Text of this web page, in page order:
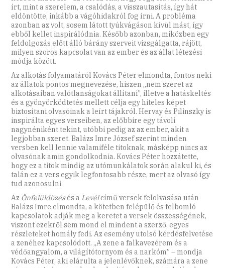
írt, mint a szerelem, a csalódás, a visszautasítás, így hát
eldöntötte, inkább a vágóhidakról fog írni. A probléma
azonban az volt, sosem látott tyúkvágáson kívül mást, így
ebből kellet inspirálódnia. Később azonban, miközben egy
feldolgozás előtt álló bárány szerveit vizsgálgatta, rájött,
milyen szoros kapcsolat van az ember és az állat létezési
módja között.
Az alkotás folyamatáról Kovács Péter elmondta, fontos neki
az állatok pontos megnevezése, hiszen „nem szeret az
alkotásaiban valótlanságokat állítani”, illetve a hatáskeltés
és a gyönyörködtetés mellett célja egy hiteles képet
biztosítani olvasóinak a leírt tájakról. Hervay és Pilinszky is
inspirálta egyes verseiben, az előbbire egy távoli
nagynéniként tekint, utóbbi pedig az az ember, akit a
legjobban szeret. Balázs Imre József szerint minden
versben kell lennie valamiféle titoknak, másképp nincs az
olvasónak amin gondolkodnia. Kovács Péter hozzátette,
hogy ez a titok mindig az utómunkálatok során alakul ki, és
talán ez a vers egyik legfontosabb része, mert az olvasó így
tud azonosulni.
Az Önfelüldözésés a Levélcímű versek felolvasása után
Balázs Imre elmondta, a kötetben felépülő és felbomló
kapcsolatok adják meg a keretet a versek összességének,
viszont ezekről sem mond el mindent a szerző, egyes
részleteket homály fedi. Az esemény utolsó kérdésfelvetése
a zenéhez kapcsolódott. „A zene a falkavezérem és a
védőangyalom, a világítótornyom és a narkóm” – mondja
Kovács Péter, aki elárulta a jelenlévőknek, számára a zene